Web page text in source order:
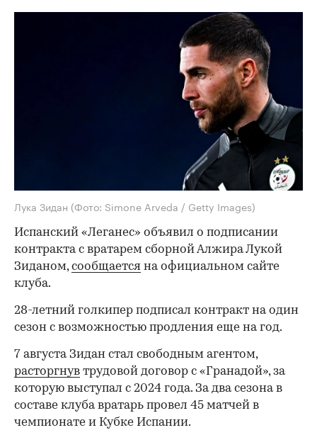
Лука Зидан (Фото: Simone Arveda / Getty Images)
Испанский «Леганес» объявил о подписании
контракта с вратарем сборной Алжира Лукой
Зиданом,сообщается на официальном сайте
клуба.
28-летний голкипер подписал контракт на один
сезон с возможностью продления еще на год.
7 августа Зидан стал свободным агентом,
расторгнув трудовой договор с «Гранадой», за
которую выступал с 2024 года. За два сезона в
составе клуба вратарь провел 45 матчей в
чемпионате и Кубке Испании.